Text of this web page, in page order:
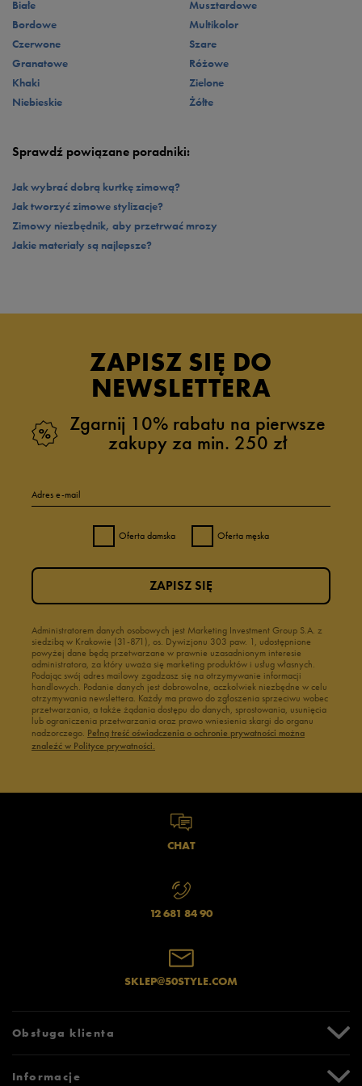
Białe
Bordowe
Czerwone
Granatowe
Khaki
Niebieskie
Musztardowe
Multikolor
Szare
Różowe
Zielone
Żółte
Sprawdź powiązane poradniki:
Jak wybrać dobrą kurtkę zimową?
Jak tworzyć zimowe stylizacje?
Zimowy niezbędnik, aby przetrwać mrozy
Jakie materiały są najlepsze?
ZAPISZ SIĘ DO
NEWSLETTERA
Zgarnij 10% rabatu na pierwsze
zakupy za min. 250 zł
Adres e-mail
Oferta damska Oferta męska
Administratorem danych osobowych jest Marketing Investment Group S.A. z
siedzibą w Krakowie (31-871), os. Dywizjonu 303 paw. 1, udostępnione
powyżej dane będą przetwarzane w prawnie uzasadnionym interesie
administratora, za który uważa się marketing produktów i usług własnych.
Podając swój adres mailowy zgadzasz się na otrzymywanie informacji
handlowych. Podanie danych jest dobrowolne, aczkolwiek niezbędne w celu
otrzymywania newslettera. Każdy ma prawo do zgłoszenia sprzeciwu wobec
przetwarzania, a także żądania dostępu do danych, sprostowania, usunięcia
lub ograniczenia przetwarzania oraz prawo wniesienia skargi do organu
nadzorczego. Pełną treść oświadczenia o ochronie prywatności można
znaleźć w Polityce prywatności.
ZAPISZ SIĘ
CHAT
12 681 84 90
SKLEP@50STYLE.COM
Obsługa klienta
Informacje